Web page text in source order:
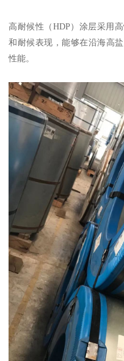
高耐候性（HDP）涂层采用
和耐候表现，能够在沿海高
性能。